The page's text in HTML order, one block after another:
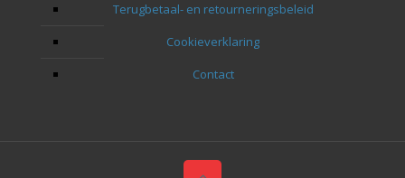
Terugbetaal- en retourneringsbeleid
Cookieverklaring
Contact